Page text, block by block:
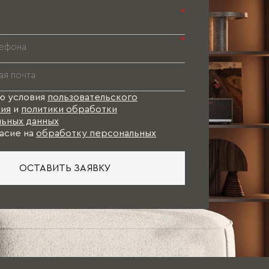
а также наличие свободного
имеющиеся обои, цвета стен,
проекта и на изготовление
коллекции), и какое-то время Вам в
*
*
условия пользовательского
и политики обработки
данных
на обработку персональных
ОСТАВИТЬ ЗАЯВКУ